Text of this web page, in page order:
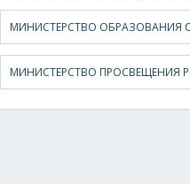
МИНИСТЕРСТВО ОБРАЗОВАНИЯ
МИНИСТЕРСТВО ПРОСВЕЩЕНИЯ